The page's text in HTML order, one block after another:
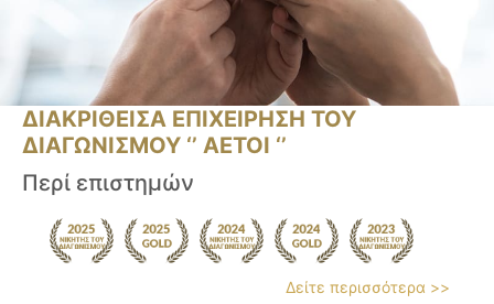
ΔΙΑΚΡΙΘΕΙΣΑ ΕΠΙΧΕΙΡΗΣΗ ΤΟΥ
ΔΙΑΓΩΝΙΣΜΟΥ ‘’ ΑΕΤΟΙ ‘’
Περί επιστημών
Δείτε περισσότερα >>